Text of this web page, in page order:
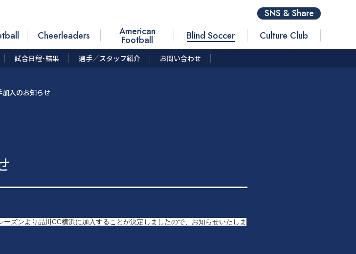
Cheerleaders American
Football Blind Soccer Culture Club
SNS & Share
試合日程･結果 選手／スタッフ紹介 お問い合わせ
入のお知らせ
ーズンより品川CC横浜に加入することが決定しましたので、お知らせいたしま